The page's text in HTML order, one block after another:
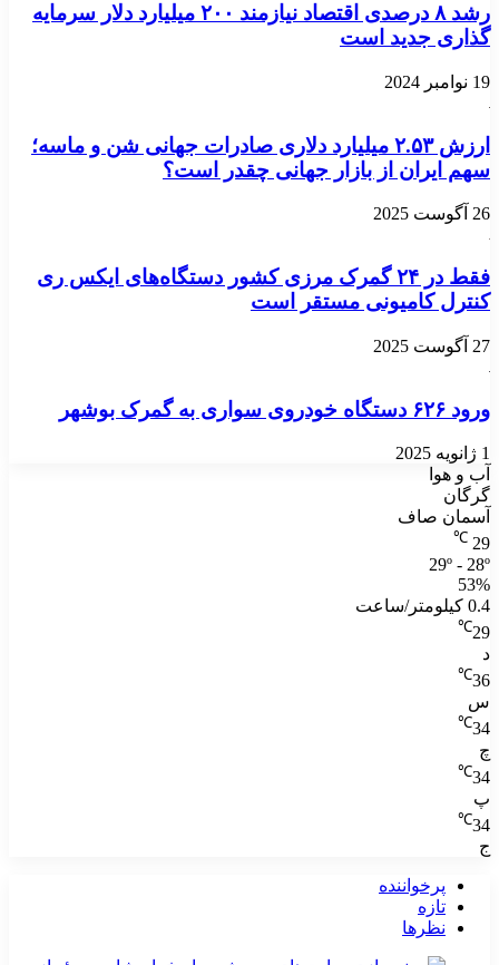
رشد ۸ درصدی اقتصاد نیازمند ۲۰۰ میلیارد دلار سرمایه
گذاری جدید است
19 نوامبر 2024
ارزش ۲.۵۳ میلیارد دلاری صادرات جهانی شن و ماسه؛
سهم ایران از بازار جهانی چقدر است؟
26 آگوست 2025
فقط در ۲۴ گمرک مرزی کشور دستگاه‌های ایکس ری
کنترل کامیونی مستقر است
27 آگوست 2025
ورود ۶۲۶ دستگاه خودروی سواری به گمرک بوشهر
1 ژانویه 2025
آب و هوا
گرگان
آسمان صاف
29
℃
29º - 28º
53%
0.4 کیلومتر/ساعت
29
℃
د
36
℃
س
34
℃
چ
34
℃
پ
34
℃
ج
پرخواننده
تازه
نظرها